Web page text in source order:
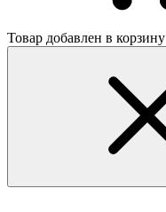
Товар добавлен в корзину